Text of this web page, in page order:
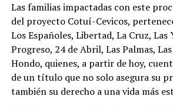
Las familias impactadas con este
del proyecto Cotuí-Cevicos,
Los Españoles, Libertad, La Cruz, Las
Progreso, 24 de Abril, Las Palmas,
Hondo, quienes, a partir de hoy,
de un título que no solo asegura su
también su derecho a una vida más